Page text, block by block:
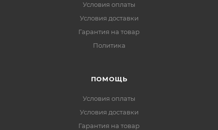
Условия оплаты
Условия доставки
Гарантия на товар
Политика
ПОМОЩЬ
Условия оплаты
Условия доставки
Гарантия на товар